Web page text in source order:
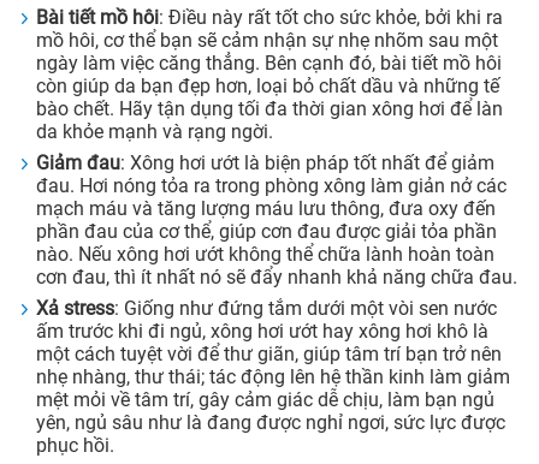
Bài tiết mồ hôi: Điều này rất tốt cho sức khỏe, bởi khi ra
mồ hôi, cơ thể bạn sẽ cảm nhận sự nhẹ nhõm sau một
ngày làm việc căng thẳng. Bên cạnh đó, bài tiết mồ hôi
còn giúp da bạn đẹp hơn, loại bỏ chất dầu và những tế
bào chết. Hãy tận dụng tối đa thời gian xông hơi để làn
da khỏe mạnh và rạng ngời.
Giảm đau: Xông hơi ướt là biện pháp tốt nhất để giảm
đau. Hơi nóng tỏa ra trong phòng xông làm giản nở các
mạch máu và tăng lượng máu lưu thông, đưa oxy đến
phần đau của cơ thể, giúp cơn đau được giải tỏa phần
nào. Nếu xông hơi ướt không thể chữa lành hoàn toàn
cơn đau, thì ít nhất nó sẽ đẩy nhanh khả năng chữa đau.
Xả stress: Giống như đứng tắm dưới một vòi sen nước
ấm trước khi đi ngủ, xông hơi ướt hay xông hơi khô là
một cách tuyệt vời để thư giãn, giúp tâm trí bạn trở nên
nhẹ nhàng, thư thái; tác động lên hệ thần kinh làm giảm
mệt mỏi về tâm trí, gây cảm giác dễ chịu, làm bạn ngủ
yên, ngủ sâu như là đang được nghỉ ngơi, sức lực được
phục hồi.